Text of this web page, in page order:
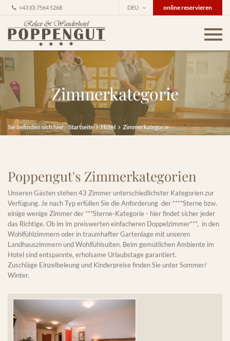
+43 (0) 7564 5268 online reservieren
DEU
Zimmerkategorie
Sie befinden sich hier: Startseite Hotel Zimmerkategorie
Poppengut's Zimmerkategorien
Unseren Gästen stehen 43 Zimmer unterschiedlichster Kategorien zur
Verfügung. Je nach Typ erfüllen Sie die Anforderung der ****Sterne bzw.
einige wenige Zimmer der ***Sterne-Kategorie - hier findet sicher jeder
das Richtige. Ob im im preiswerten einfacheren Doppelzimmer***, in den
Wohlfühlzimmern oder in traumhafter Gartenlage mit unseren
Landhauszimmern und Wohlfühlsuiten. Beim gemütlichen Ambiente im
Hotel sind entspannte, erholsame Urlaubstage garantiert.
Zuschläge Einzelbeleung und Kinderpreise finden Sie unter Sommer/
Winter.